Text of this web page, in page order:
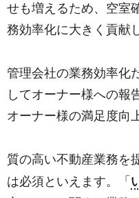
せも増えるため、空室
務効率化に大きく貢献
管理会社の業務効率化
してオーナー様への報
オーナー様の満足度向
質の高い不動産業務を
は必須といえます。「